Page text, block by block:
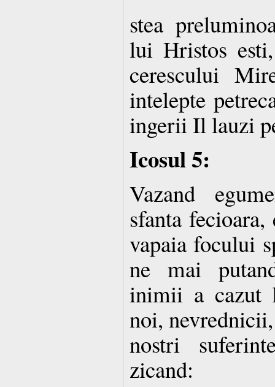
stea
lui Hristos
cerescului
intelepte
ingerii Il lauzi
Icosul 5:
Vazand
sfanta
vapaia focului
ne mai
inimii a cazut
noi,
nostri
zicand: